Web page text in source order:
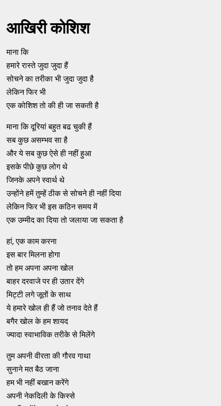
आखिरी कोशिश
माना कि
हमारे रास्ते जुदा जुदा हैं
सोचने का तरीका भी जुदा जुदा है
लेकिन फिर भी
एक कोशिश तो की ही जा सकती है
माना कि दूरियां बहुत बढ चुकी हैं
सब कुछ असम्भव सा है
और ये सब कुछ ऐसे ही नहीं हुआ
इसके पीछे कुछ लोग थे
जिनके अपने स्वार्थ थे
उन्होंने हमें तुम्हें ठीक से सोचने ही नहीं दिया
लेकिन फिर भी इस कठिन समय में
एक उम्मीद का दिया तो जलाया जा सकता है
हां, एक काम करना
इस बार मिलना होगा
तो हम अपना अपना खोल
बाहर दरवाजे पर ही उतार देंगे
मिट्टी लगे जूतों के साथ
ये हमारे खोल ही हैं जो तनाव देते हैं
बगैर खोल के हम शायद
ज्यादा स्वाभाविक तरीके से मिलेंगे
तुम अपनी वीरता की गौरव गाथा
सुनाने मत बैठ जाना
हम भी नहीं बखान करेंगे
अपनी नेकदिली के किस्से